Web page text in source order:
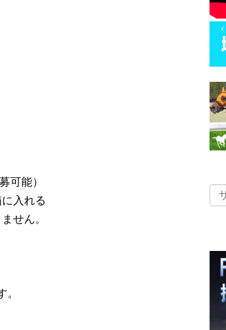
可能）
入れる
せん。